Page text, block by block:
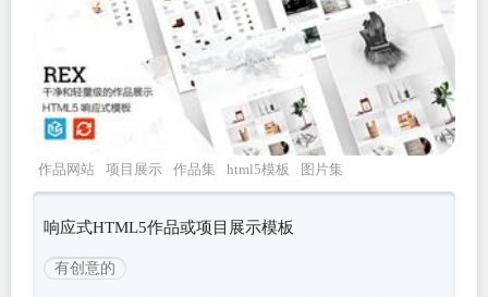
作品网站 项目展示 作品集 html5模板 图片集
响应式HTML5作品或项目展示模板
有创意的